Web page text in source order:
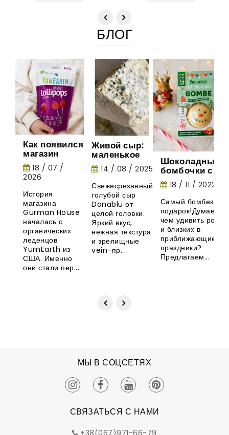
БЛОГ
Как появился
магазин
Gurman
House:
история
органических
леденцов
YumEarth
18 / 07 /
2026
История
магазина
Gurman House
началась с
органических
леденцов
YumEarth из
США. Именно
они стали пер...
Живой сыр:
маленькое
шоу природы
14 / 08 / 2025
Свежесрезанный
голубой сыр
Danablu от
целой головки.
Яркий вкус,
нежная текстура
и зрелищные
vein-пр...
Шоколадные
бомбочки с
маршмеллоу -
необычная
новинка из
18 / 11 / 2022
Самый бомбезный
подарок!Думаете,
чем удивить
и близких в
приближающиеся
праздники?
Предлагаем...
МЫ В СОЦСЕТЯХ
СВЯЗАТЬСЯ С НАМИ
+38(067)971-66-79